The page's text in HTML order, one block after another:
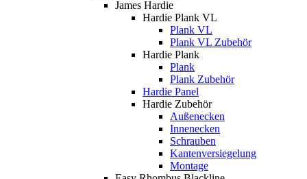
James Hardie
Hardie Plank VL
Plank VL
Plank VL Zubehör
Hardie Plank
Plank
Plank Zubehör
Hardie Panel
Hardie Zubehör
Außenecken
Innenecken
Schrauben
Kantenversiegelung
Montage